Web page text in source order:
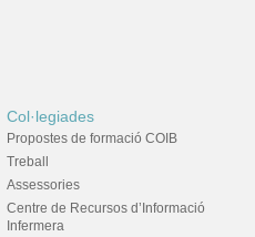
Col·legiades
Propostes de formació COIB
Treball
Assessories
Centre de Recursos d’Informació
Infermera